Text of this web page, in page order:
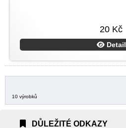
20 Kč
Detail
10 výrobků
DŮLEŽITÉ ODKAZY